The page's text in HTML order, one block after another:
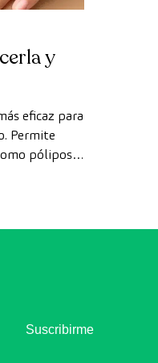
y
eficaz para
Permite
pólipos,
Suscribirme